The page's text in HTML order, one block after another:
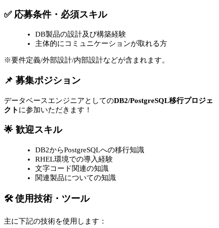
✅ 応募条件・必須スキル
DB製品の設計及び構築経験
主体的にコミュニケーションが取れる方
※要件定義/外部設計/内部設計などが含まれます。
📌 募集ポジション
データベースエンジニアとしてのDB2/PostgreSQL移行プロジェ
クト に参加いただきます！
🌟 歓迎スキル
DB2からPostgreSQLへの移行知識
RHEL環境での導入経験
文字コード関連の知識
関連製品についての知識
🛠 使用技術・ツール
主に下記の技術を使用します：